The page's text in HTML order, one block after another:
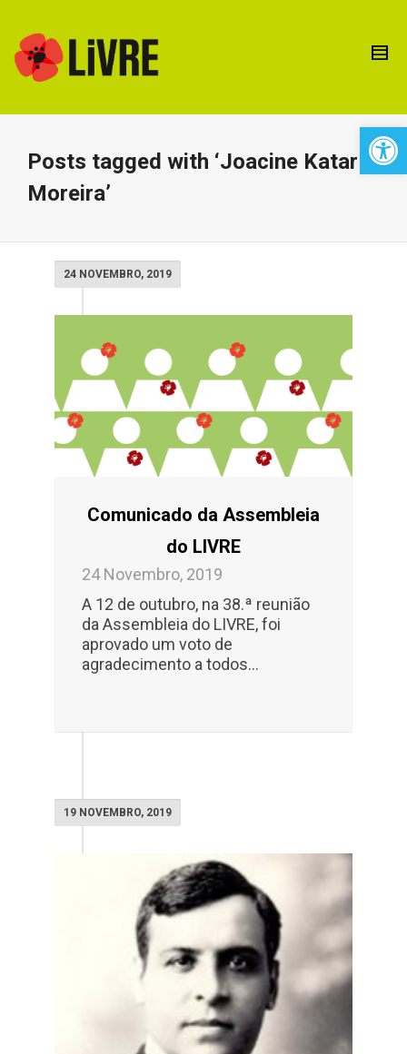
Posts tagged with ‘Joacine Katar
Moreira’
24 NOVEMBRO, 2019
Comunicado da Assembleia
do LIVRE
24 Novembro, 2019
A 12 de outubro, na 38.ª reunião
da Assembleia do LIVRE, foi
aprovado um voto de
agradecimento a todos...
19 NOVEMBRO, 2019